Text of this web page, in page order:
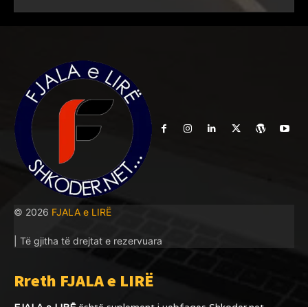
© 2026 FJALA e LIRË
| Të gjitha të drejtat e rezervuara
Rreth FJALA e LIRË